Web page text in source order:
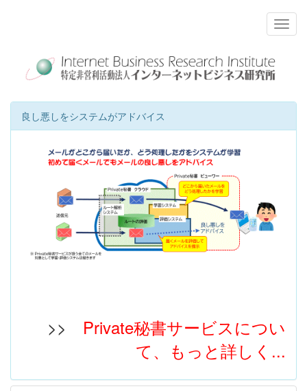
良し悪しをシステムがアドバイス
>> Private秘書サービスについ
て、もっと詳しく...